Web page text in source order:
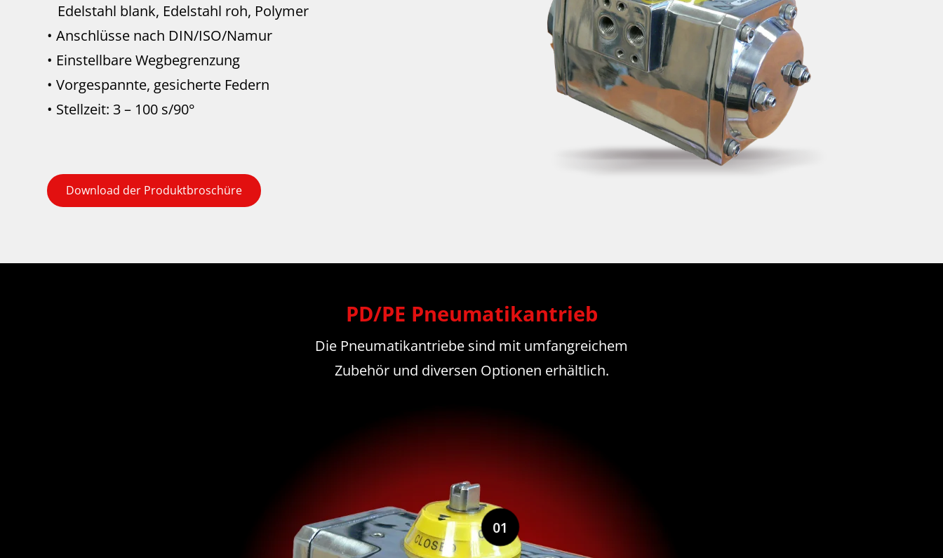
Edelstahl blank, Edelstahl roh, Polymer
• Anschlüsse nach DIN/ISO/Namur
• Einstellbare Wegbegrenzung
• Vorgespannte, gesicherte Federn
• Stellzeit: 3 – 100 s/90°
Download der Produktbroschüre
PD/PE Pneumatikantrieb
Die Pneumatikantriebe sind mit umfangreichem
Zubehör und diversen Optionen erhältlich.
01